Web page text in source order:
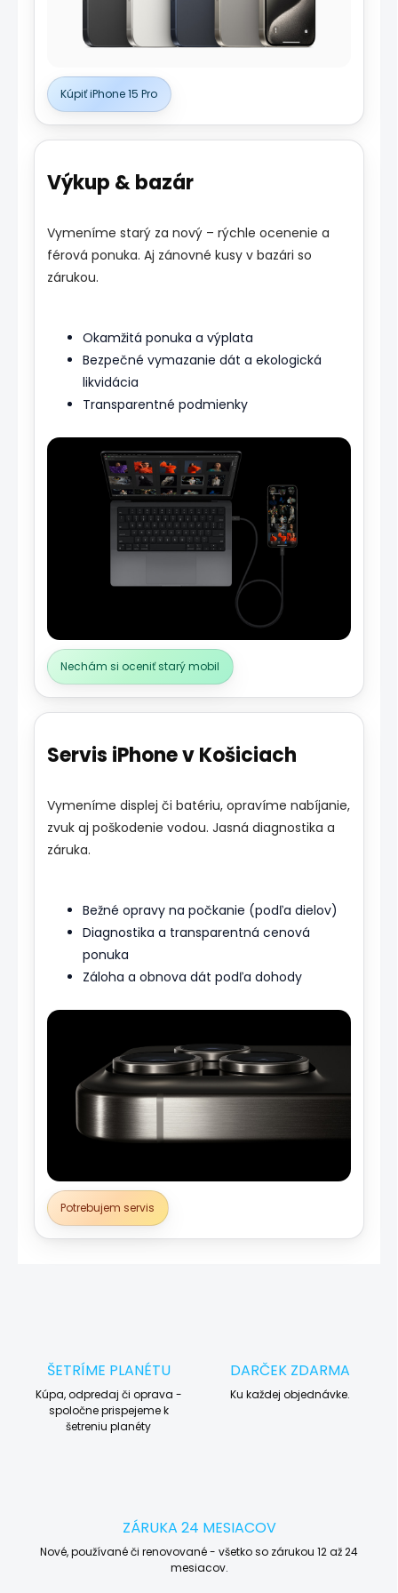
Kúpiť iPhone 15 Pro
Výkup & bazár
Vymeníme starý za nový – rýchle ocenenie a
férová ponuka. Aj zánovné kusy v bazári so
zárukou.
Okamžitá ponuka a výplata
Bezpečné vymazanie dát a ekologická
likvidácia
Transparentné podmienky
Nechám si oceniť starý mobil
Servis iPhone v Košiciach
Vymeníme displej či batériu, opravíme nabíjanie,
zvuk aj poškodenie vodou. Jasná diagnostika a
záruka.
Bežné opravy na počkanie (podľa dielov)
Diagnostika a transparentná cenová
ponuka
Záloha a obnova dát podľa dohody
Potrebujem servis
ŠETRÍME PLANÉTU
Kúpa, odpredaj či oprava -
spoločne prispejeme k
šetreniu planéty
DARČEK ZDARMA
Ku každej objednávke.
ZÁRUKA 24 MESIACOV
Nové, používané či renovované - všetko so zárukou 12 až 24
mesiacov.